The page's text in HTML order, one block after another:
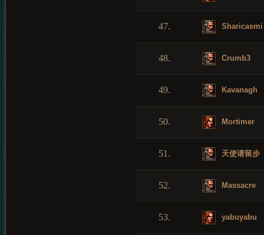
47. Sharicasmi
48. Crumb3
49. Kavanagh
50. Mortimer
51. 天使请留步
52. Massacre
53. yabuyabu